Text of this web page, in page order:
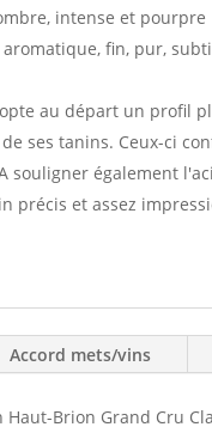
intense et pourpre
aromatique, fin, pur,
au départ un profil
ses tanins. Ceux-ci
souligner également
précis et assez
Accord mets/vins
Haut-Brion Grand Cru